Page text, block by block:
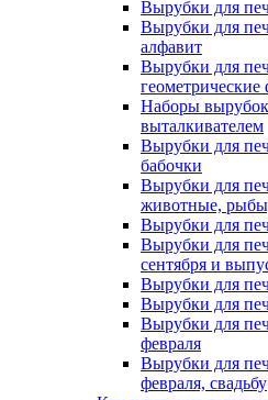
Вырубки для
Вырубки для
алфавит
Вырубки для
Наборы вырубок
выталкивателем
Вырубки для
бабочки
Вырубки для
животные,
Вырубки для
Вырубки для
сентября и
Вырубки для
Вырубки для
Вырубки для
февраля
Вырубки для
февраля, свадьбу